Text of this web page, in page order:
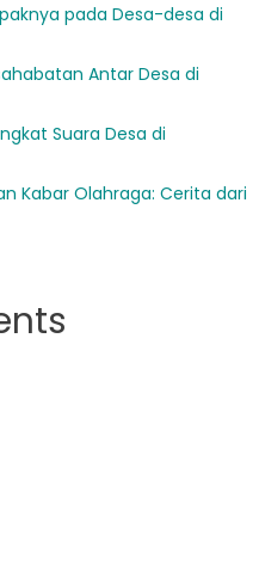
pada Desa-desa di
Antar Desa di
Suara Desa di
Kabar Olahraga: Cerita dari